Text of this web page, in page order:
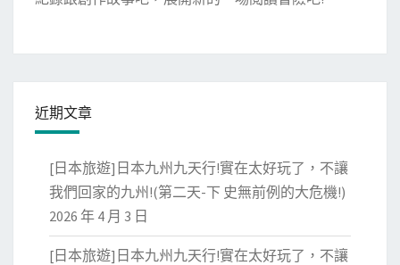
近期文章
[日本旅遊]日本九州九天行!實在太好玩了，不讓
我們回家的九州!(第二天-下 史無前例的大危機!)
2026 年 4 月 3 日
[日本旅遊]日本九州九天行!實在太好玩了，不讓